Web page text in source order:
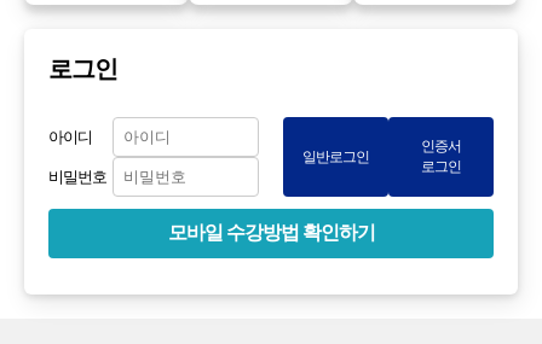
로그인
아이디
비밀번호
일반로그인
인증서
로그인
모바일 수강방법 확인하기